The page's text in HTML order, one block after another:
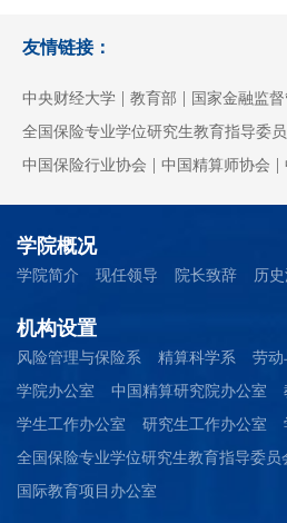
友情链接：
中央财经大学 | 教育部 | 国家金融监
全国保险专业学位研究生教育指导委
中国保险行业协会 | 中国精算师协会 |
学院概况
学院简介 现任领导 院长致辞 历
机构设置
风险管理与保险系 精算科学系
劳动
学院办公室
中国精算研究院办公室
学生工作办公室
研究生工作办公室
全国保险专业学位研究生教育指导委员
国际教育项目办公室